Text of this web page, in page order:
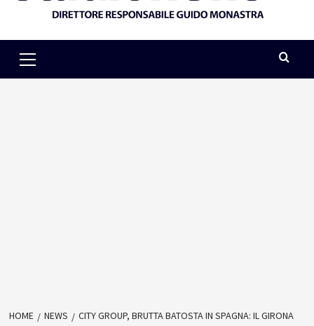
Menu
HOME NEWS
CITY GROUP, BRUTTA BATOSTA IN SPAGNA: IL GIRONA